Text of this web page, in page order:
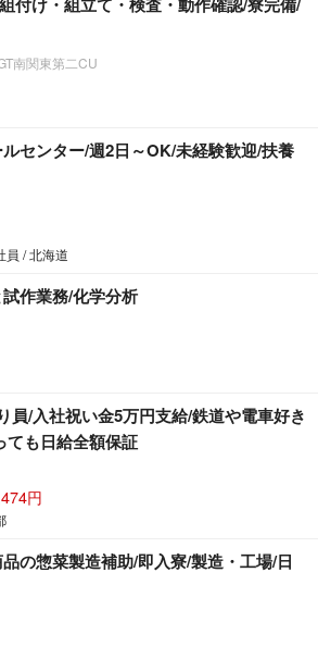
南関東第二CU
センター/週2日～OK/未経験歓迎/扶養
員 / 北海道
作業務/化学分析
員/入社祝い金5万円支給/鉄道や電車好き
ても日給全額保証
円
品の惣菜製造補助/即入寮/製造・工場/日